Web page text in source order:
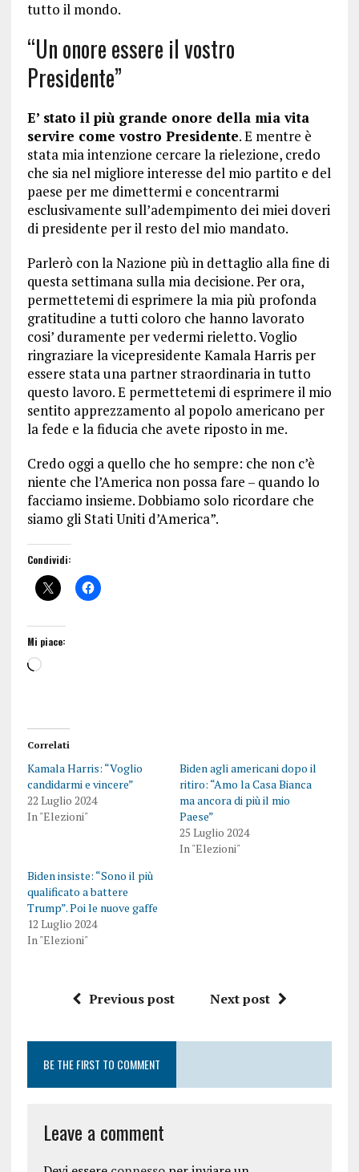
tutto il mondo.
“Un onore essere il vostro
Presidente”
E’ stato il più grande onore della mia vita
servire come vostro Presidente. E mentre è
stata mia intenzione cercare la rielezione, credo
che sia nel migliore interesse del mio partito e del
paese per me dimettermi e concentrarmi
esclusivamente sull’adempimento dei miei doveri
di presidente per il resto del mio mandato.
Parlerò con la Nazione più in dettaglio alla fine di
questa settimana sulla mia decisione. Per ora,
permettetemi di esprimere la mia più profonda
gratitudine a tutti coloro che hanno lavorato
cosi’ duramente per vedermi rieletto. Voglio
ringraziare la vicepresidente Kamala Harris per
essere stata una partner straordinaria in tutto
questo lavoro. E permettetemi di esprimere il mio
sentito apprezzamento al popolo americano per
la fede e la fiducia che avete riposto in me.
Credo oggi a quello che ho sempre: che non c’è
niente che l’America non possa fare – quando lo
facciamo insieme. Dobbiamo solo ricordare che
siamo gli Stati Uniti d’America”.
Condividi:
Mi piace:
Correlati
Kamala Harris: “Voglio
candidarmi e vincere”
22 Luglio 2024
In "Elezioni"
Biden agli americani dopo il
ritiro: “Amo la Casa Bianca
ma ancora di più il mio
Paese”
25 Luglio 2024
In "Elezioni"
Biden insiste: “Sono il più
qualificato a battere
Trump”. Poi le nuove gaffe
12 Luglio 2024
In "Elezioni"
Previous post Next post
BE THE FIRST TO COMMENT
Leave a comment